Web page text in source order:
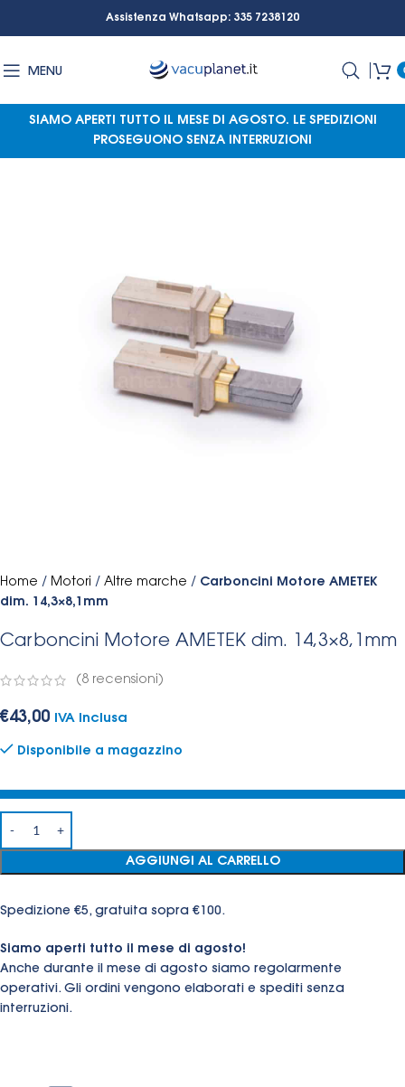
Assistenza Whatsapp: 335 7238120
MENU
SIAMO APERTI TUTTO IL MESE DI AGOSTO. LE SPEDIZIONI
PROSEGUONO SENZA INTERRUZIONI
Home / Motori / Altre marche / Carboncini Motore AMETEK
dim. 14,3×8,1mm
Carboncini Motore AMETEK dim. 14,3×8,1mm
( 8 recensioni)
€43,00 IVA Inclusa
Disponibile a magazzino
AGGIUNGI AL CARRELLO
Spedizione €5, gratuita sopra €100.
Siamo aperti tutto il mese di agosto!
Anche durante il mese di agosto siamo regolarmente
operativi. Gli ordini vengono elaborati e spediti senza
interruzioni.